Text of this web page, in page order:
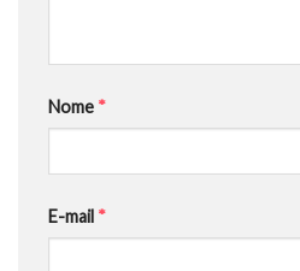
Nome *
E-mail *